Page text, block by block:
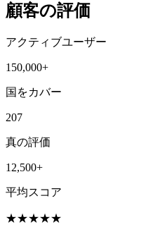
顧客の評価
アクティブユーザー
150,000+
国をカバー
207
真の評価
12,500+
平均スコア
★★★★★